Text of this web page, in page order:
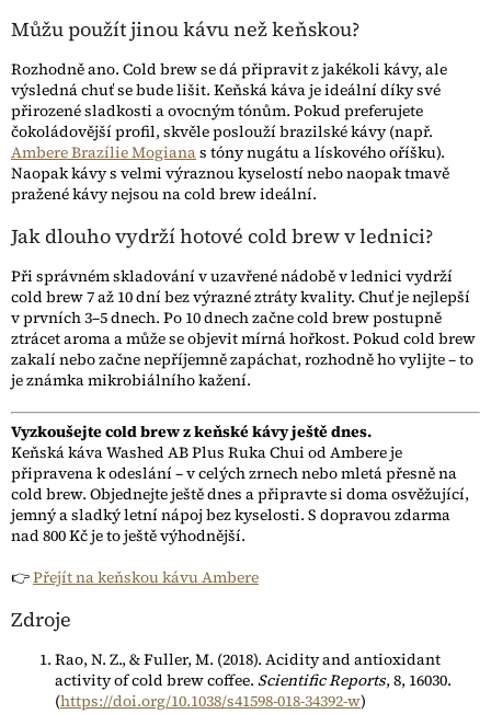
Můžu použít jinou kávu než keňskou?
Rozhodně ano. Cold brew se dá připravit z jakékoli kávy, ale
výsledná chuť se bude lišit. Keňská káva je ideální díky své
přirozené sladkosti a ovocným tónům. Pokud preferujete
čokoládovější profil, skvěle poslouží brazilské kávy (např.
Ambere Brazílie Mogianas tóny nugátu a lískového oříšku).
Naopak kávy s velmi výraznou kyselostí nebo naopak tmavě
pražené kávy nejsou na cold brew ideální.
Jak dlouho vydrží hotové cold brew v lednici?
Při správném skladování v uzavřené nádobě v lednici vydrží
cold brew 7 až 10 dní bez výrazné ztráty kvality. Chuť je nejlepší
v prvních 3–5 dnech. Po 10 dnech začne cold brew postupně
ztrácet aroma a může se objevit mírná hořkost. Pokud cold brew
zakalí nebo začne nepříjemně zapáchat, rozhodně ho vylijte – to
je známka mikrobiálního kažení.
Vyzkoušejte cold brew z keňské kávy ještě dnes.
Keňská káva Washed AB Plus Ruka Chui od Ambere je
připravena k odeslání – v celých zrnech nebo mletá přesně na
cold brew. Objednejte ještě dnes a připravte si doma osvěžující,
jemný a sladký letní nápoj bez kyselosti. S dopravou zdarma
nad 800 Kč je to ještě výhodnější.
👉Přejít na keňskou kávu Ambere
Zdroje
Rao, N. Z., & Fuller, M. (2018). Acidity and antioxidant
activity of cold brew coffee. Scientific Reports, 8, 16030.
(https://doi.org/10.1038/s41598-018-34392-w)